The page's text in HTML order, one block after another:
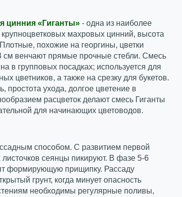
цинния «Гиганты» - одна из наиболее
махровых цинний, высота
похожие на георгины, цветки
см венчают прямые прочные стебли. Смесь
в групповых посадках; используется для
цветников, а также на срезку для букетов.
простота ухода, долгое цветение в
расцветок делают смесь Гиганты
для начинающих цветоводов.
способом. С развитием первой
сеянцы пикируют. В фазе 5-6
формирующую прищипку. Рассаду
грунт, когда минует опасность
необходимы регулярные поливы,